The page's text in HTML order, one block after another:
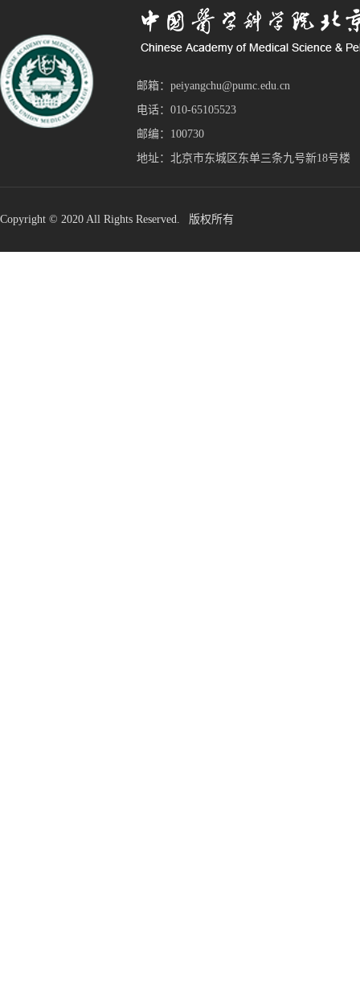
邮箱：peiyangchu@pumc.edu.cn
电话：010-65105523
邮编：100730
地址：北京市东城区东单三条九号新18号楼
Copyright © 2020 All Rights Reserved. 版权所有